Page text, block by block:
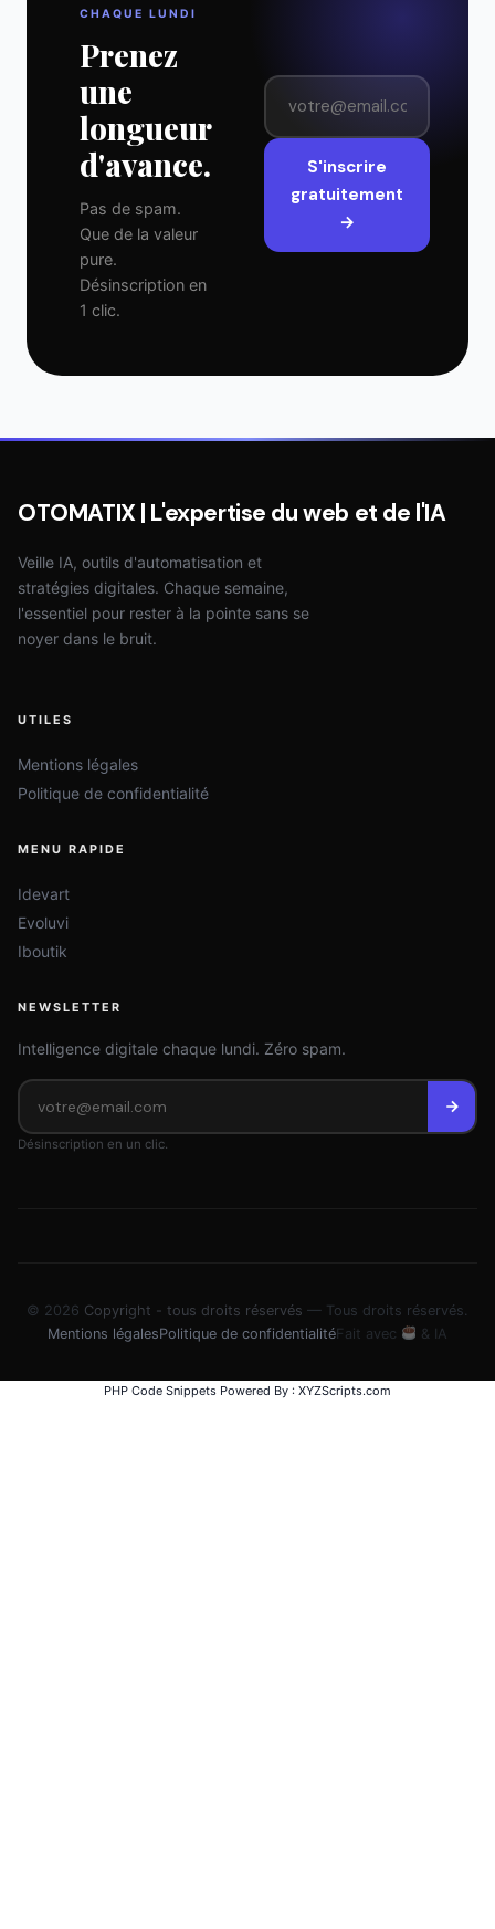
CHAQUE LUNDI
Prenez
une
longueur
d'avance.
Pas de spam.
Que de la valeur
pure.
Désinscription en
1 clic.
S'inscrire
gratuitement
→
OTOMATIX | L'expertise du web et de l'IA
Veille IA, outils d'automatisation et
stratégies digitales. Chaque semaine,
l'essentiel pour rester à la pointe sans se
noyer dans le bruit.
UTILES
Mentions légales
Politique de confidentialité
MENU RAPIDE
Idevart
Evoluvi
Iboutik
NEWSLETTER
Intelligence digitale chaque lundi. Zéro spam.
Désinscription en un clic.
© 2026 Copyright - tous droits réservés — Tous droits réservés.
Mentions légalesPolitique de confidentialitéFait avec & IA
PHP Code Snippets Powered By : XYZScripts.com